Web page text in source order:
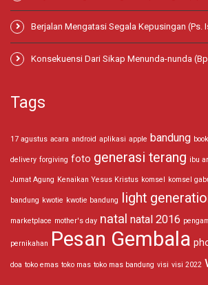
Berjalan Mengatasi Segala Kepusingan (Ps.
Konsekuensi Dari Sikap Menunda-nunda
Tags
17 agustus acara android aplikasi apple bandung book
delivery forgiving foto generasi terang ibu
Jumat Agung Kenaikan Yesus Kristus komsel komsel
bandung kwotie kwotie bandung light
marketplace mother's day natal natal 2016
pernikahan Pesan Gembala
doa toko emas toko mas toko mas bandung visi visi 2022